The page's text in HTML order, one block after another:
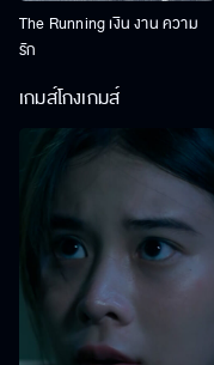
The Running เงิน งาน ความ
รัก
เกมส์โกงเกมส์